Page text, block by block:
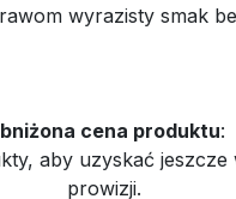
wyrazisty smak
cena produktu:
aby uzyskać jeszcze
prowizji.